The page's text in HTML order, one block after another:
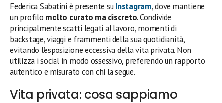
Federica Sabatini è presente suInstagram, dove mantiene
un profilo molto curato ma discreto. Condivide
principalmente scatti legati al lavoro, momenti di
backstage, viaggi e frammenti della sua quotidianità,
evitando l’esposizione eccessiva della vita privata. Non
utilizza i social in modo ossessivo, preferendo un rapporto
autentico e misurato con chi la segue.
Vita privata: cosa sappiamo